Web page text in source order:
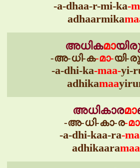
-a-dhaa-r-mi-ka-
adhaarmika
അധികമാ
-അ-ധി-ക-മാ-യി-
-a-dhi-ka-maa-yi-
adhikamaa
അധികാരമാ
-അ-ധി-കാ-ര-
-a-dhi-kaa-ra-
adhikaaramaa